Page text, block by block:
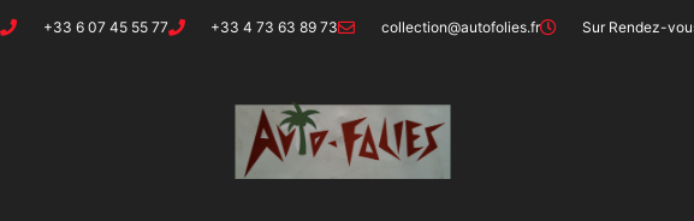
+33 6 07 45 55 77 +33 4 73 63 89 73 collection@autofolies.fr Sur Rendez-